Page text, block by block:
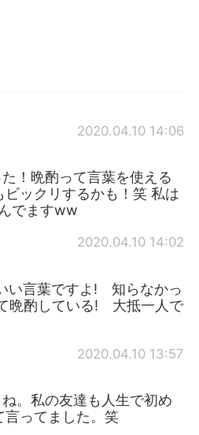
2020.04.10 14:06
た！晩酌って言葉を使える
ビックリするかも！笑 私は
でますww
2020.04.10 14:02
い言葉ですよ! 知らなかっ
晩酌している! 大抵一人で
2020.04.10 13:57
。私の友達も人生で初め
言ってました。笑